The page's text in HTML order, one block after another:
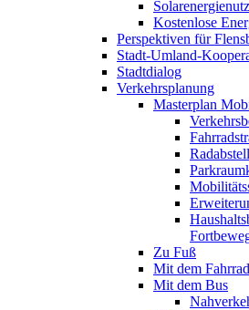
Kostenlose
Perspektiven für
Stadt-Umland-
Stadtdialog
Verkehrsplanung
Masterplan
Zu Fuß
Mit dem Fahrrad
Mit dem Bus